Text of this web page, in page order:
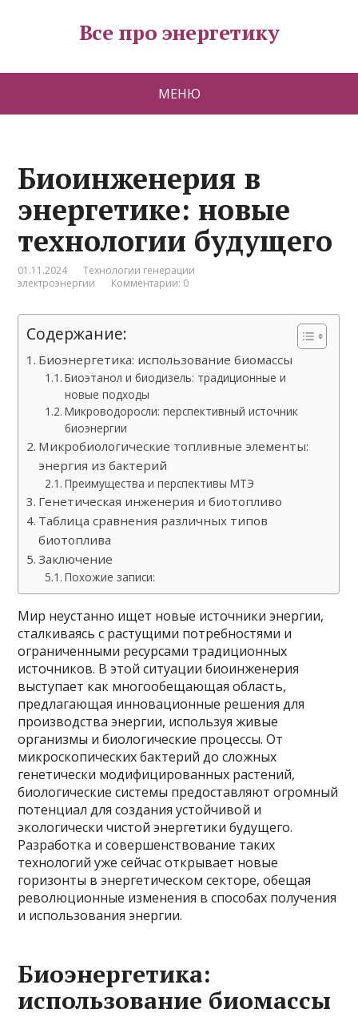
Все про энергетику
МЕНЮ
Биоинженерия в
энергетике: новые
технологии будущего
01.11.2024
Технологии генерации
электроэнергии
Комментарии: 0
Содержание:
Биоэнергетика: использование биомассы
Биоэтанол и биодизель: традиционные и
новые подходы
Микроводоросли: перспективный источник
биоэнергии
Микробиологические топливные элементы:
энергия из бактерий
Преимущества и перспективы МТЭ
Генетическая инженерия и биотопливо
Таблица сравнения различных типов
биотоплива
Заключение
Похожие записи:
Мир неустанно ищет новые источники энергии,
сталкиваясь с растущими потребностями и
ограниченными ресурсами традиционных
источников. В этой ситуации биоинженерия
выступает как многообещающая область,
предлагающая инновационные решения для
производства энергии, используя живые
организмы и биологические процессы. От
микроскопических бактерий до сложных
генетически модифицированных растений,
биологические системы предоставляют огромный
потенциал для создания устойчивой и
экологически чистой энергетики будущего.
Разработка и совершенствование таких
технологий уже сейчас открывает новые
горизонты в энергетическом секторе, обещая
революционные изменения в способах получения
и использования энергии.
Биоэнергетика:
использование биомассы